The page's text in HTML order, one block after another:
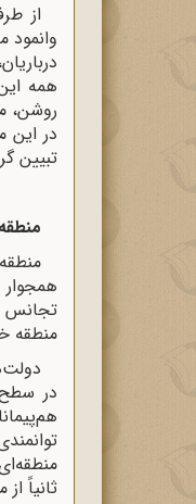
از
همه
روشن،
در این
تبیین
تجانس
منطقه
در سطح
ثانیاً